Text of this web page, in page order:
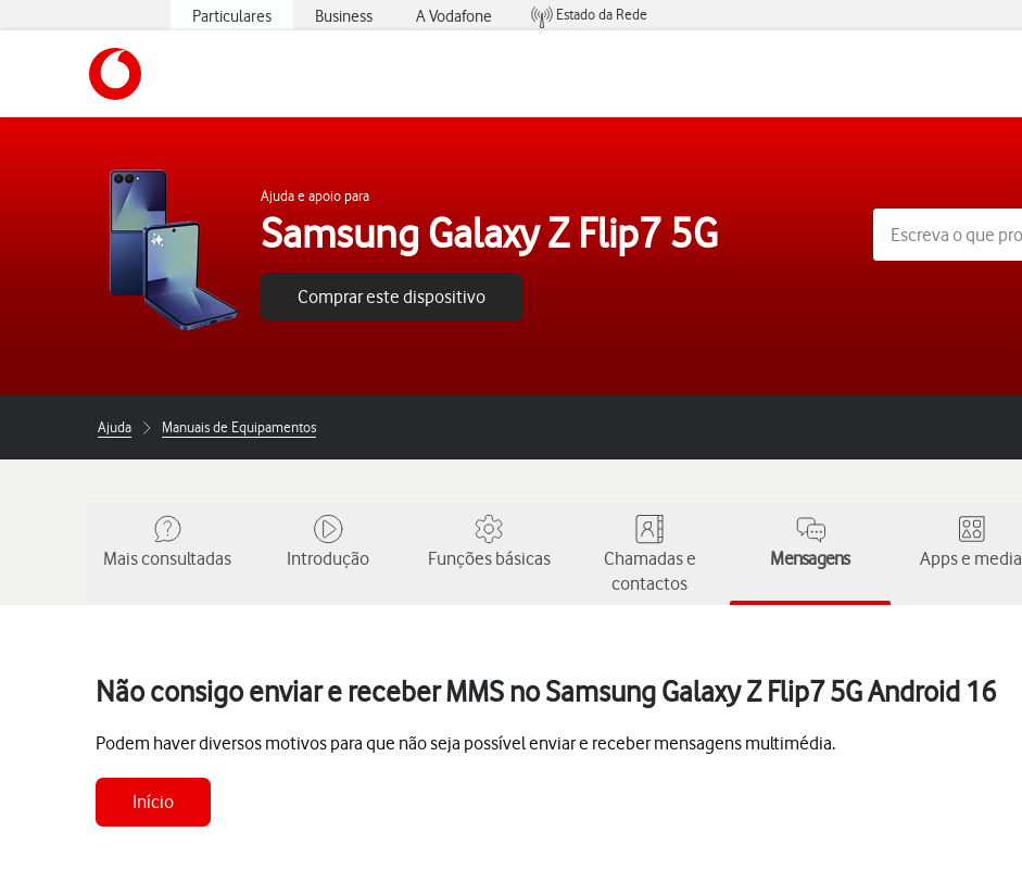
Particulares Business A Vodafone
Estado da Rede
Ajuda e apoio para
Samsung Galaxy Z Flip7 5G
Comprar este dispositivo
Ajuda Manuais de Equipamentos
Mais consultadas Introdução Funções básicas
Chamadas e
contactos
Mensagens Apps e media
Não consigo enviar e receber MMS no Samsung Galaxy Z Flip7 5G Android 16
Podem haver diversos motivos para que não seja possível enviar e receber mensagens multimédia.
Início